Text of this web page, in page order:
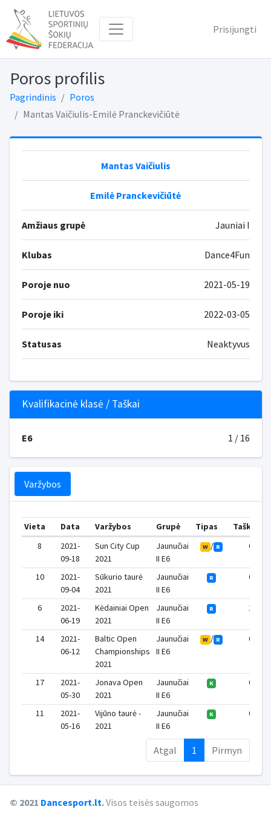
Prisijungti
Poros profilis
Pagrindinis
Poros
Mantas Vaičiulis-Emilė Pranckevičiūtė
Mantas Vaičiulis
Emilė Pranckevičiūtė
Amžiaus grupė Jauniai I
Klubas Dance4Fun
Poroje nuo 2021-05-19
Poroje iki 2022-03-05
Statusas Neaktyvus
Kvalifikacinė klasė / Taškai
E6 1 / 16
Varžybos
Vieta Data Varžybos Grupė Tipas
Taškai
8
2021-
09-18
Sun City Cup
2021
Jaunučiai
II E6
W / R 0
10
2021-
09-04
Sūkurio taurė
2021
Jaunučiai
II E6
R 0
6
2021-
06-19
Kėdainiai Open
2021
Jaunučiai
II E6
R 1
14
2021-
06-12
Baltic Open
Championships
2021
Jaunučiai
II E6
W / R 0
17
2021-
05-30
Jonava Open
2021
Jaunučiai
II E6
K 0
11
2021-
05-16
Vijūno taurė -
2021
Jaunučiai
II E6
K 0
Atgal 1 Pirmyn
© 2021 Dancesport.lt.Visos teisės saugomos